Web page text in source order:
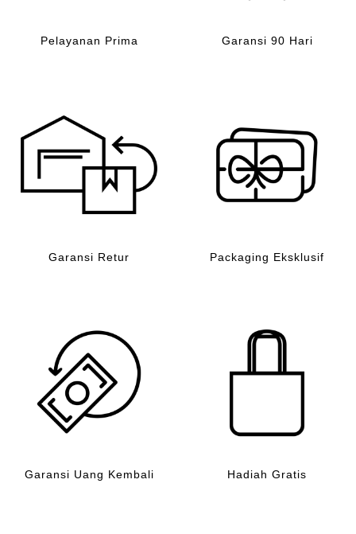
Pelayanan Prima Garansi 90 Hari
Garansi Retur Packaging Eksklusif
Garansi Uang Kembali Hadiah Gratis